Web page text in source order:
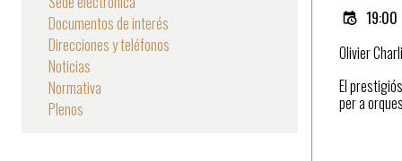
navegación
Documentos de interés
Direcciones y teléfonos
Noticias
Normativa
Plenos
19:00
Olivier
El
per a